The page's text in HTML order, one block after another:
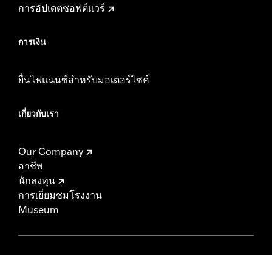
การอัปเดตซอฟต์แวร์
การเงิน
ยื่นไฟแนนซ์สำหรับมอเตอร์ไซค์
เกี่ยวกับเรา
Our Company
อาชีพ
นักลงทุน
การเยี่ยมชมโรงงาน
Museum